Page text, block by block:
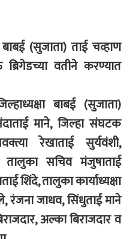
बाबई (सुजाता) ताई चव्हाण
वतीने करण्यात
बाबई (सुजाता)
माने, जिल्हा संघटक
रेखाताई सुर्यवंशी,
तालुका सचिव मंजुषाताई
शिंदे, तालुका कार्याध्यक्षा
रंजना जाधव, सिंधुताई माने
अल्का बिराजदार व